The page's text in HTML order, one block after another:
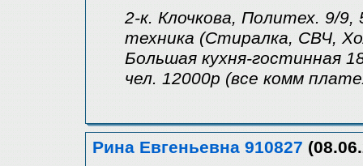
2-к. Клочкова, Политех. 9/9,
техника (Стиралка, СВЧ,
Большая кухня-гостинная
чел. 12000р (все комм
Рина Евгеньевна 910827